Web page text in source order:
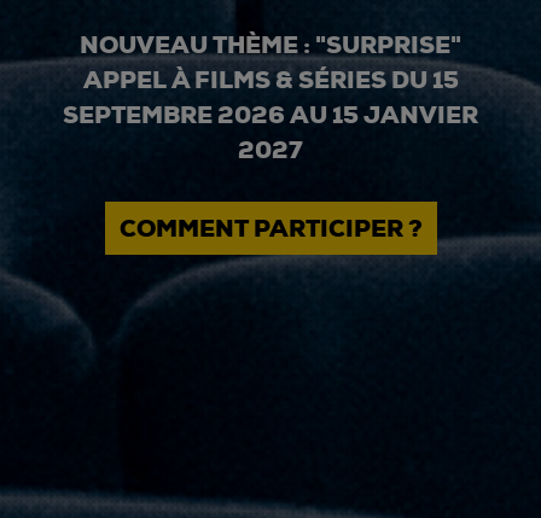
NOUVEAU THÈME : "SURPRISE"
APPEL À FILMS & SÉRIES DU 15
SEPTEMBRE 2026 AU 15 JANVIER
2027
COMMENT PARTICIPER ?